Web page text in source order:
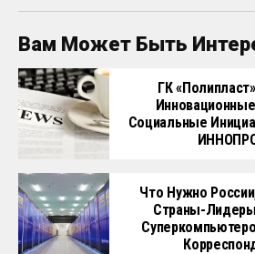
Вам Может Быть
ГК
Социальные
Что Нужно
Страны-